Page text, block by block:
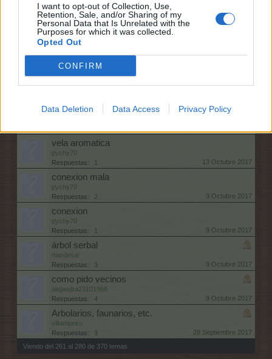
I want to opt-out of Collection, Use,
Retention, Sale, and/or Sharing of my
Personal Data that Is Unrelated with the
Purposes for which it was collected.
Opted Out
CONFIRM
Data Deletion Data Access Privacy Policy
agua y abono
pychy70
Respuestas:
1 25 Octubre 2017
madriguera de hadas
hadas gatunas
pychy70
el roble de medianoche de luna llena
vela aromatica
pychy70
Respuestas:
1 13 Octubre 2017
conexion mala
pychy70
Respuestas:
2 9 Octubre 2017
conexion
pychy70
Respuestas:
1 9 Octubre 2017
árbol serbal
mardesal
Respuestas:
3 9 Octubre 2017
como pido vecinos
alejandra23101968
Respuestas:
4 9 Octubre 2017
Arbolarios, faunarios, etc.
villampeiro
Respuestas:
3
28 Septiembre 2017
Viendo del 261 al 280 de 370 temas